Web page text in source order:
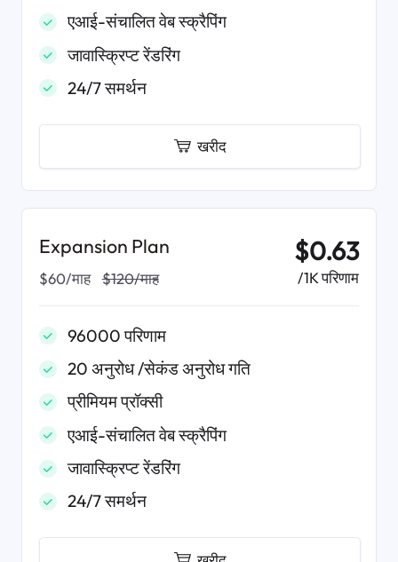
एआई-संचालित वेब स्क्रैपिंग
जावास्क्रिप्ट रेंडरिंग
24/7 समर्थन
खरीद
Expansion Plan
$60/माह $120/माह
$0.63
/1K परिणाम
96000 परिणाम
20 अनुरोध /सेकंड अनुरोध गति
प्रीमियम प्रॉक्सी
एआई-संचालित वेब स्क्रैपिंग
जावास्क्रिप्ट रेंडरिंग
24/7 समर्थन